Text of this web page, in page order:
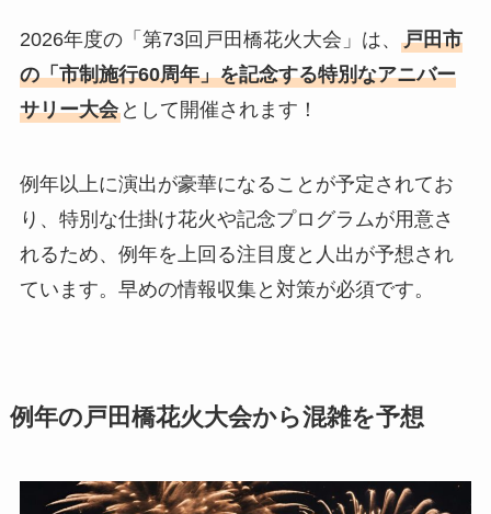
2026年度の「第73回戸田橋花火大会」は、 戸田市
の「市制施行60周年」を記念する特別なアニバー
サリー大会として開催されます！
例年以上に演出が豪華になることが予定されてお
り、特別な仕掛け花火や記念プログラムが用意さ
れるため、例年を上回る注目度と人出が予想され
ています。早めの情報収集と対策が必須です。
例年の戸田橋花火大会から混雑を予想